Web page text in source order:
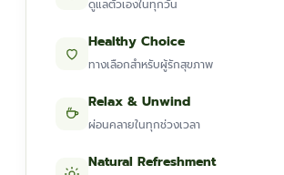
ดูแลตัวเองในทุกวัน
Healthy Choice
ทางเลือกสำหรับผู้รักสุขภาพ
Relax & Unwind
ผ่อนคลายในทุกช่วงเวลา
Natural Refreshment